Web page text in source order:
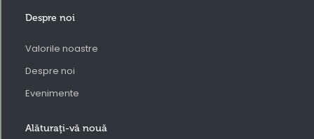
Despre noi
Valorile noastre
Despre noi
Evenimente
Alăturaţi-vă nouă